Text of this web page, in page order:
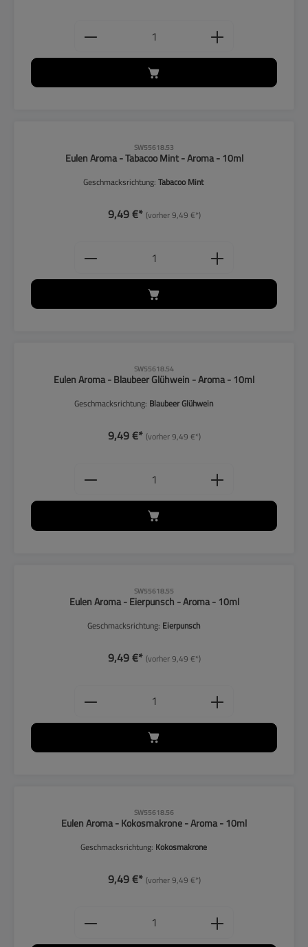
Produkt Anzahl: Gib den
SW55618.53
Eulen Aroma - Tabacoo Mint - Aroma - 10ml
Geschmacksrichtung:Tabacoo Mint
9,49 €* (vorher 9,49 €*)
Produkt Anzahl: Gib den
SW55618.54
Eulen Aroma - Blaubeer Glühwein - Aroma - 10ml
Geschmacksrichtung: Blaubeer Glühwein
9,49 €* (vorher 9,49 €*)
Produkt Anzahl: Gib den
SW55618.55
Eulen Aroma - Eierpunsch - Aroma - 10ml
Geschmacksrichtung: Eierpunsch
9,49 €* (vorher 9,49 €*)
Produkt Anzahl: Gib den
SW55618.56
Eulen Aroma - Kokosmakrone - Aroma - 10ml
Geschmacksrichtung: Kokosmakrone
9,49 €* (vorher 9,49 €*)
Produkt Anzahl: Gib den